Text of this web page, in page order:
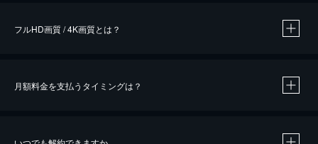
※40％ポイント還元の対象は、クレジットカード決済による作品の購入 / レンタルです。
フルHD画質 / 4K画質とは？
月額料金を支払うタイミングは？